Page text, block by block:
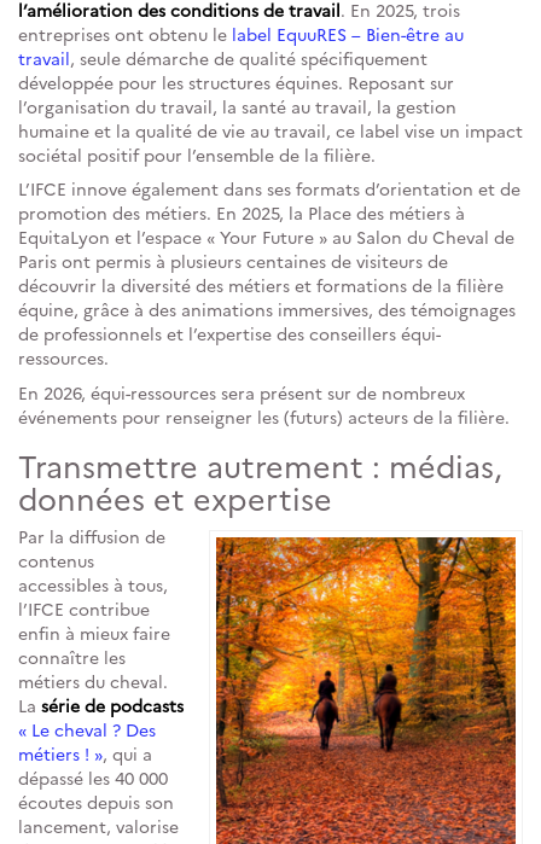
l’amélioration des conditions de travail. En 2025, trois
entreprises ont obtenu le label EquuRES – Bien-être au
travail, seule démarche de qualité spécifiquement
développée pour les structures équines. Reposant sur
l’organisation du travail, la santé au travail, la gestion
humaine et la qualité de vie au travail, ce label vise un impact
sociétal positif pour l’ensemble de la filière.
L’IFCE innove également dans ses formats d’orientation et de
promotion des métiers. En 2025, la Place des métiers à
EquitaLyon et l’espace « Your Future » au Salon du Cheval de
Paris ont permis à plusieurs centaines de visiteurs de
découvrir la diversité des métiers et formations de la filière
équine, grâce à des animations immersives, des témoignages
de professionnels et l’expertise des conseillers équi-
ressources.
En 2026, équi-ressources sera présent sur de nombreux
événements pour renseigner les (futurs) acteurs de la filière.
Transmettre autrement : médias,
données et expertise
Par la diffusion de
contenus
accessibles à tous,
l’IFCE contribue
enfin à mieux faire
connaître les
métiers du cheval.
La série de podcasts
« Le cheval ? Des
métiers ! », qui a
dépassé les 40 000
écoutes depuis son
lancement, valorise